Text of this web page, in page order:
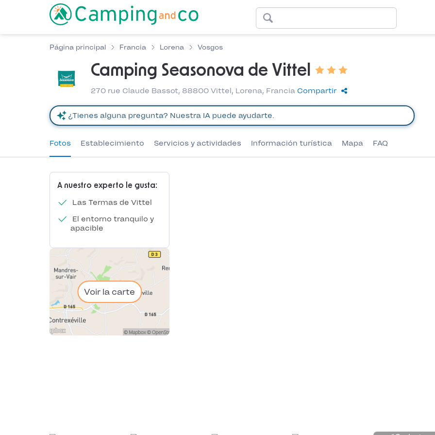
Página principal Francia Lorena Vosgos
Camping Seasonova de Vittel
270 rue Claude Bassot, 88800 Vittel, Lorena, Francia Compartir
Fotos Establecimiento Servicios y actividades Información turística Mapa FAQ
A nuestro experto le gusta:
Las Termas de Vittel
El entorno tranquilo y
apacible
Voir la carte